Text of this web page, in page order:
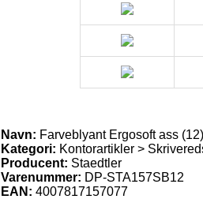
Navn: Farveblyant Ergosoft ass (12)
Kategori: Kontorartikler >
Producent: Staedtler
Varenummer: DP-STA157SB12
EAN: 4007817157077